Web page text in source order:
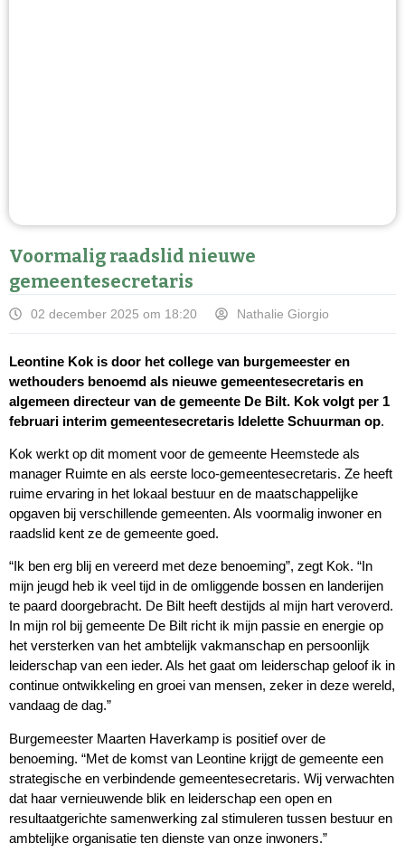
Voormalig raadslid nieuwe
gemeentesecretaris
02 december 2025 om 18:20 Nathalie Giorgio
Leontine Kok is door het college van burgemeester en
wethouders benoemd als nieuwe gemeentesecretaris en
algemeen directeur van de gemeente De Bilt. Kok volgt per 1
februari interim gemeentesecretaris Idelette Schuurman op.
Kok werkt op dit moment voor de gemeente Heemstede als
manager Ruimte en als eerste loco-gemeentesecretaris. Ze heeft
ruime ervaring in het lokaal bestuur en de maatschappelijke
opgaven bij verschillende gemeenten. Als voormalig inwoner en
raadslid kent ze de gemeente goed.
“Ik ben erg blij en vereerd met deze benoeming”, zegt Kok. “In
mijn jeugd heb ik veel tijd in de omliggende bossen en landerijen
te paard doorgebracht. De Bilt heeft destijds al mijn hart veroverd.
In mijn rol bij gemeente De Bilt richt ik mijn passie en energie op
het versterken van het ambtelijk vakmanschap en persoonlijk
leiderschap van een ieder. Als het gaat om leiderschap geloof ik in
continue ontwikkeling en groei van mensen, zeker in deze wereld,
vandaag de dag.”
Burgemeester Maarten Haverkamp is positief over de
benoeming. “Met de komst van Leontine krijgt de gemeente een
strategische en verbindende gemeentesecretaris. Wij verwachten
dat haar vernieuwende blik en leiderschap een open en
resultaatgerichte samenwerking zal stimuleren tussen bestuur en
ambtelijke organisatie ten dienste van onze inwoners.”